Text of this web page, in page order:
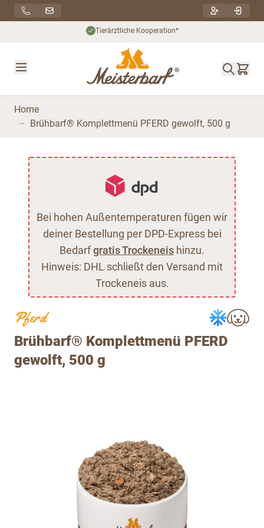
Direkt zum Inhalt
Tierärztliche Kooperation*
Home
– Brühbarf® Komplettmenü PFERD gewolft, 500 g
Bei hohen Außentemperaturen fügen wir
deiner Bestellung per DPD-Express bei
Bedarfgratis Trockeneis hinzu.
Hinweis: DHL schließt den Versand mit
Trockeneis aus.
Pferd
Brühbarf® Komplettmenü PFERD
gewolft, 500 g